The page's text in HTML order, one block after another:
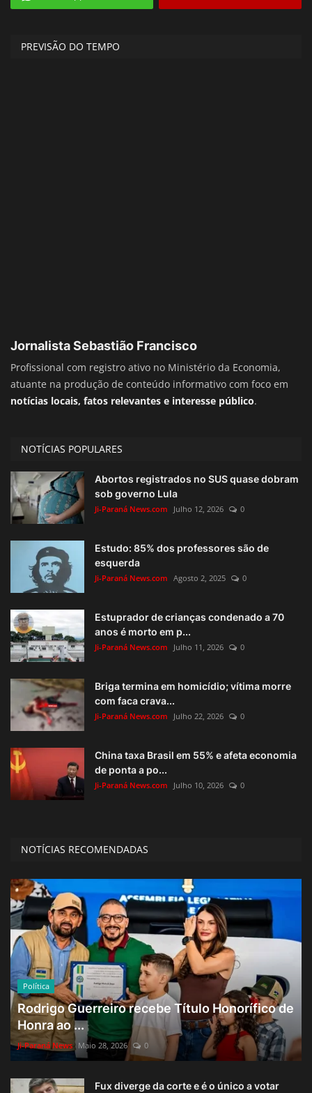
PREVISÃO DO TEMPO
Jornalista Sebastião Francisco
Profissional com registro ativo no Ministério da Economia,
atuante na produção de conteúdo informativo com foco em
notícias locais, fatos relevantes e interesse público.
NOTÍCIAS POPULARES
Abortos registrados no SUS quase dobram
sob governo Lula
Ji-Paraná News.com Julho 12, 2026 0
Estudo: 85% dos professores são de
esquerda
Ji-Paraná News.com Agosto 2, 2025 0
Estuprador de crianças condenado a 70
anos é morto em p...
Ji-Paraná News.com Julho 11, 2026 0
Briga termina em homicídio; vítima morre
com faca crava...
Ji-Paraná News.com Julho 22, 2026 0
China taxa Brasil em 55% e afeta economia
de ponta a po...
Ji-Paraná News.com Julho 10, 2026 0
NOTÍCIAS RECOMENDADAS
Política
Rodrigo Guerreiro recebe Título Honorífico de
Honra ao ...
Ji-Paraná News Maio 28, 2026 0
Fux diverge da corte e é o único a votar